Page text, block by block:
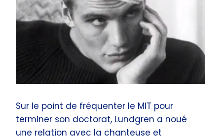
Sur le point de fréquenter le MIT pour
terminer son doctorat, Lundgren a noué
une relation avec la chanteuse et